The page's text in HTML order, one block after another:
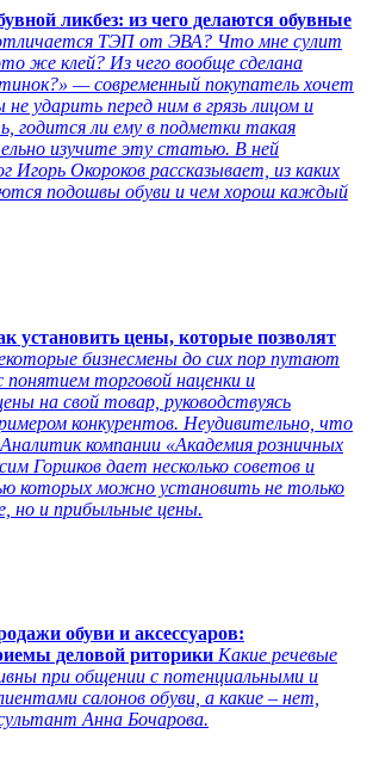
ликбез: из чего делаются обувные
ТЭП от ЭВА? Что мне сулит
же клей? Из чего вообще сделана
— современный покупатель хочет
ударить перед ним в грязь лицом и
годится ли ему в подметки такая
изучите эту статью. В ней
Игорь Окороков рассказывает, из каких
подошвы обуви и чем хорош каждый
установить цены, которые позволят
бизнесмены до сих пор путают
торговой наценки и
на свой товар, руководствуясь
конкурентов. Неудивительно, что
компании «Академия розничных
Горшков дает несколько советов и
которых можно установить не только
но и прибыльные цены.
обуви и аксессуаров:
деловой риторики Какие речевые
при общении с потенциальными и
салонов обуви, а какие – нет,
Анна Бочарова.